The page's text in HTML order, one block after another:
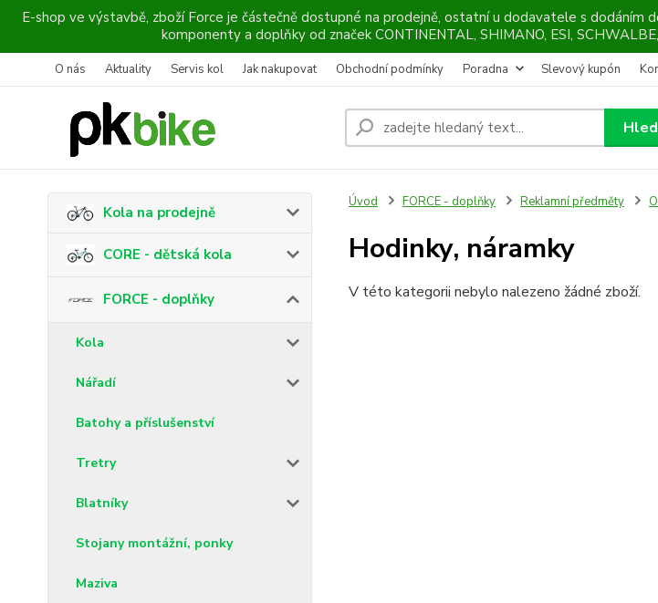
E-shop ve výstavbě, zboží Force je částečně dostupné na prodejně, ostatní u dodavatele s dodáním
komponenty a doplňky od značek CONTINENTAL, SHIMANO, ESI,
O nás Aktuality Servis kol Jak nakupovat Obchodní podmínky Poradna Slevový kupón
Kola na prodejně
CORE - dětská kola
FORCE - doplňky
Kola
Nářadí
Batohy a příslušenství
Tretry
Blatníky
Stojany montážní, ponky
Maziva
Úvod FORCE - doplňky Reklamní předměty
Hodinky, náramky
V této kategorii nebylo nalezeno žádné zboží.